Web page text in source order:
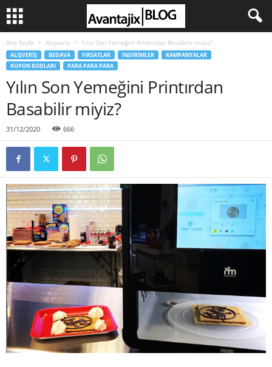
Ana Sayfa Alışveriş Yılın Son Yemeğini Printırdan Basabilir miyiz?
ALIŞVERIŞ BEDAVA FIRSATLAR İNDIRIMLER
KAMPANYALAR
KUPON KODLARI
PARA PARA PARA
Yılın Son Yemeğini Printırdan
Basabilir miyiz?
31/12/2020 666